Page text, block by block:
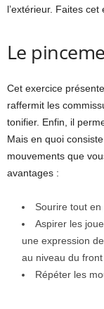
l’extérieur. Faites cet
Le
Cet exercice
raffermit les
tonifier. Enfin, il
Mais en quoi
mouvements que
avantages :
Sourire tout en
Aspirer les
une expression
au niveau du front
Répéter les